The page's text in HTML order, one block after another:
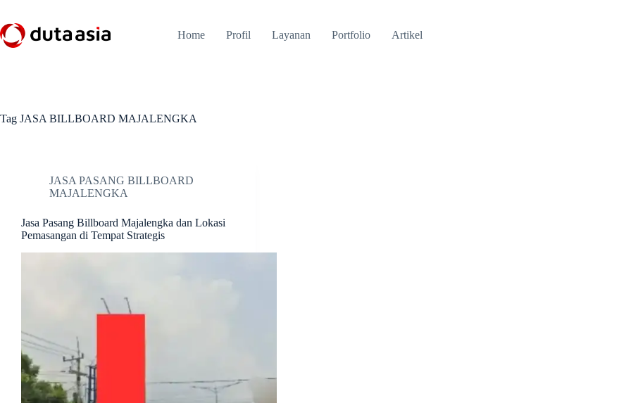
content
Home Profil Layanan Portfolio Artikel
Tag JASA BILLBOARD MAJALENGKA
JASA PASANG BILLBOARD
MAJALENGKA
Jasa Pasang Billboard Majalengka dan Lokasi
Pemasangan di Tempat Strategis